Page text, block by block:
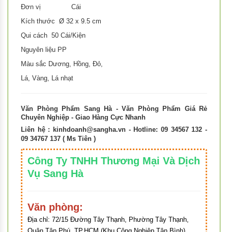
Đơn vị Cái
Kích thước Ø 32 x 9.5 cm
Qui cách 50 Cái/Kiện
Nguyên liệu PP
Màu sắc Dương, Hồng, Đỏ,
Lá, Vàng, Lá nhạt
Văn Phòng Phẩm Sang Hà - Văn Phòng Phẩm Giá Rẻ
Chuyên Nghiệp - Giao Hàng Cực Nhanh
Liên hệ : kinhdoanh@sangha.vn - Hotline: 09 34567 132 -
09 34767 137 ( Ms Tiên )
Công Ty TNHH Thương Mại Và Dịch
Vụ Sang Hà
Văn phòng:
Địa chỉ: 72/15 Đường Tây Thạnh, Phường Tây Thạnh,